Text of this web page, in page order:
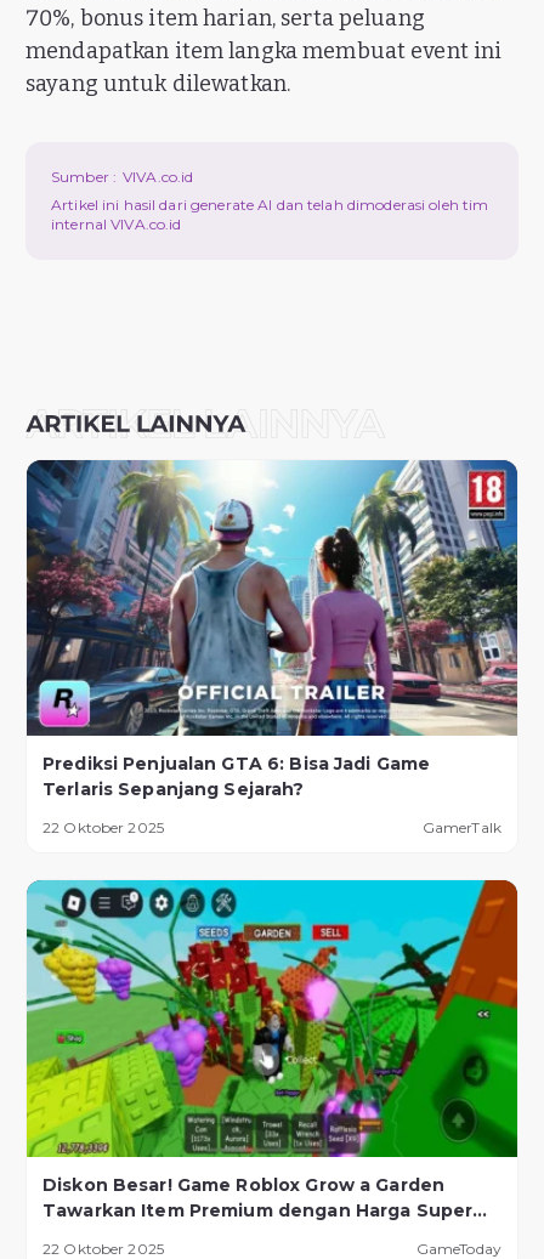
70%, bonus item harian, serta peluang
mendapatkan item langka membuat event ini
sayang untuk dilewatkan.
Sumber : VIVA.co.id
Artikel ini hasil dari generate AI dan telah dimoderasi oleh tim
internal VIVA.co.id
Prediksi Penjualan GTA 6: Bisa Jadi Game
Terlaris Sepanjang Sejarah?
22 Oktober 2025 GamerTalk
Diskon Besar! Game Roblox Grow a Garden
Tawarkan Item Premium dengan Harga Super
22 Oktober 2025 GameToday